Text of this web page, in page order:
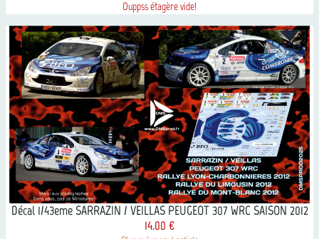
Ouppss étagère vide!
Décal 1/43eme SARRAZIN / VEILLAS PEUGEOT 307 WRC SAISON 2012
14.00 €